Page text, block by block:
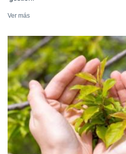
Ver más